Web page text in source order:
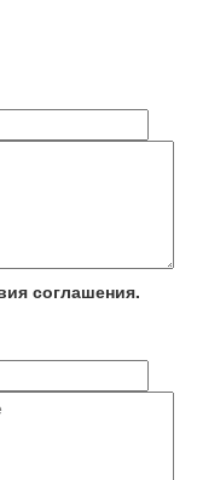
соглашения.